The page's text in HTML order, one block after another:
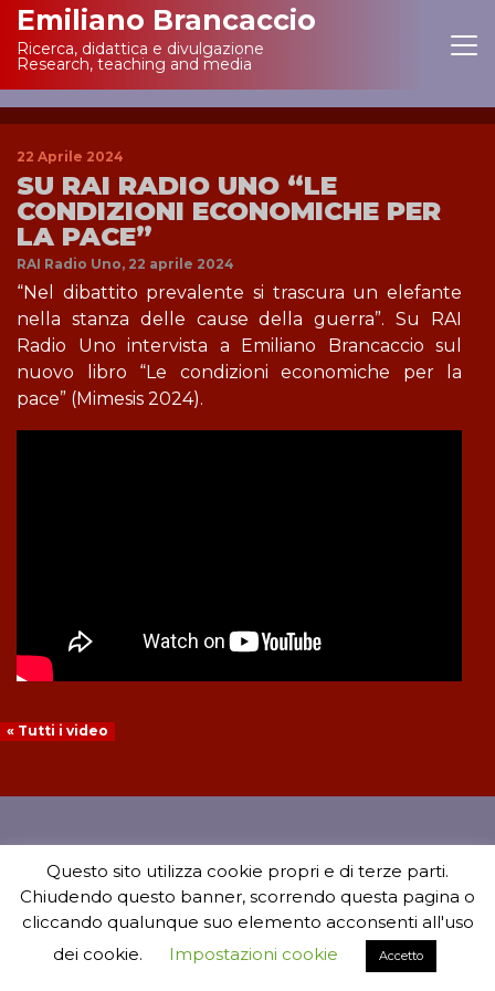
Main Navigation
Emiliano Brancaccio
Ricerca, didattica e divulgazione
Research, teaching and media
22 Aprile 2024
SU RAI RADIO UNO “LE
CONDIZIONI ECONOMICHE PER
LA PACE”
RAI Radio Uno, 22 aprile 2024
“Nel dibattito prevalente si trascura un elefante
nella stanza delle cause della guerra”. Su RAI
Radio Uno intervista a Emiliano Brancaccio sul
nuovo libro “Le condizioni economiche per la
pace” (Mimesis 2024).
« Tutti i video
Questo sito utilizza cookie propri e di terze parti.
Chiudendo questo banner, scorrendo questa pagina o
cliccando qualunque suo elemento acconsenti all'uso
dei cookie.
Impostazioni cookie Accetto